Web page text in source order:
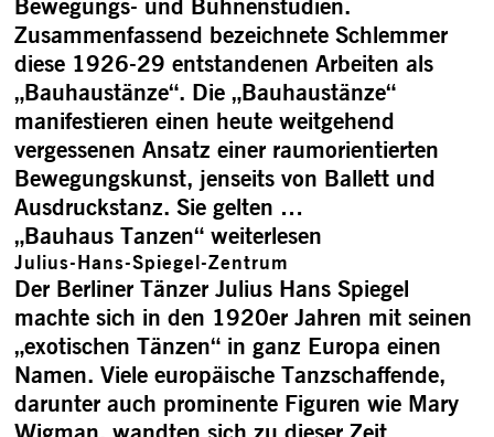
Bewegungs- und Bühnenstudien.
Zusammenfassend bezeichnete Schlemmer
diese 1926-29 entstandenen Arbeiten als
„Bauhaustänze“. Die „Bauhaustänze“
manifestieren einen heute weitgehend
vergessenen Ansatz einer raumorientierten
Bewegungskunst, jenseits von Ballett und
Ausdruckstanz. Sie gelten …
„Bauhaus Tanzen“weiterlesen
Julius-Hans-Spiegel-Zentrum
Der Berliner Tänzer Julius Hans Spiegel
machte sich in den 1920er Jahren mit seinen
„exotischen Tänzen“ in ganz Europa einen
Namen. Viele europäische Tanzschaffende,
darunter auch prominente Figuren wie Mary